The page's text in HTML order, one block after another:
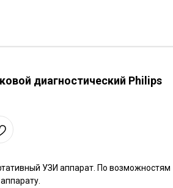
диагностический Philips
УЗИ аппарат. По возможностям